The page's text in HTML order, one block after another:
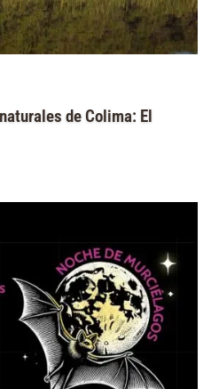
de Colima: El